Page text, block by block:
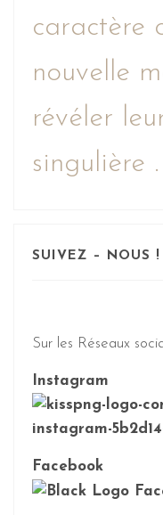
caractère
nouvelle
révéler
singulière .
SUIVEZ – NOUS !
Sur les Réseaux
Instagram
Facebook